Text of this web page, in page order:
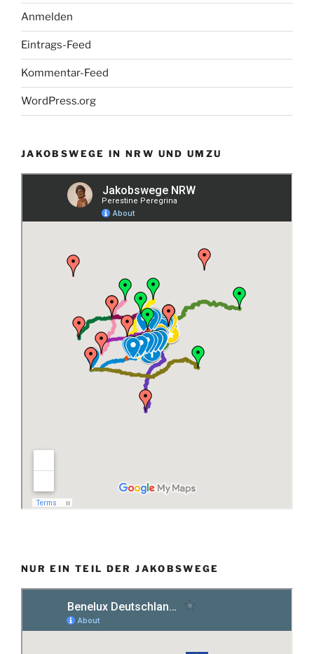
Anmelden
Eintrags-Feed
Kommentar-Feed
WordPress.org
JAKOBSWEGE IN NRW UND UMZU
NUR EIN TEIL DER JAKOBSWEGE